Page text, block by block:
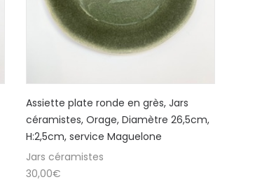
Assiette plate ronde en grès, Jars
céramistes, Orage, Diamètre 26,5cm,
H:2,5cm, service Maguelone
Jars céramistes
30,00€